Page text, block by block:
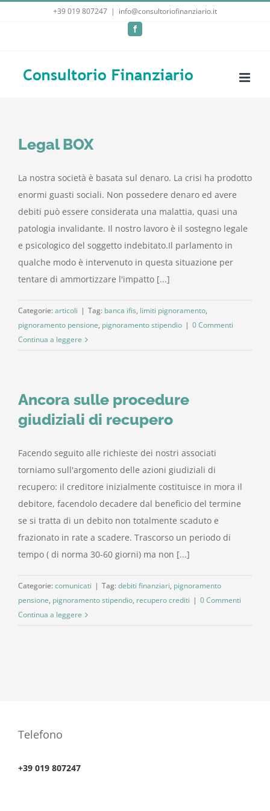
+39 019 807247 | info@consultoriofinanziario.it
Facebook
Legal BOX
La nostra società è basata sul denaro. La crisi ha prodotto
enormi guasti sociali. Non possedere denaro ed avere
debiti può essere considerata una malattia, quasi una
patologia invalidante. Il nostro lavoro è il sostegno legale
e psicologico del soggetto indebitato.Il parlamento in
qualche modo è intervenuto in questa situazione per
tentare di ammortizzare l'impatto [...]
Categorie: articoli | Tag: banca ifis, limiti pignoramento,
pignoramento pensione, pignoramento stipendio | 0 Commenti
Continua a leggere
Ancora sulle procedure
giudiziali di recupero
Facendo seguito alle richieste dei nostri associati
torniamo sull'argomento delle azioni giudiziali di
recupero: il creditore inizialmente costituisce in mora il
debitore, facendolo decadere dal beneficio del termine
se si tratta di un debito non totalmente scaduto e
frazionato in rate a scadere. Trascorso un periodo di
tempo ( di norma 30-60 giorni) ma non [...]
Categorie: comunicati | Tag: debiti finanziari, pignoramento
pensione, pignoramento stipendio, recupero crediti | 0 Commenti
Continua a leggere
Telefono
+39 019 807247